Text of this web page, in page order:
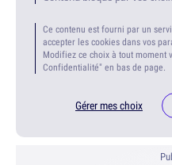
Ce contenu est fourni par un
accepter les cookies dans vos
Modifiez ce choix à tout moment
Confidentialité" en bas de page.
Gérer mes choix